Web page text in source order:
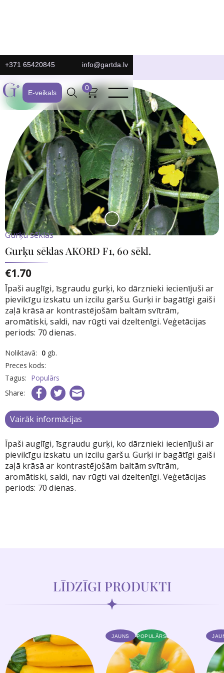
+371 65420845 info@gartda.lv
E-veikals
0
E-Veikals
POPULĀRS
Gurķu sēklas
Gurķu sēklas AKORD F1, 60 sēkl.
€1.70
Īpaši auglīgi, īsgraudu gurķi, ko dārznieki iecienījuši ar
pievilcīgu izskatu un izcilu garšu. Gurķi ir bagātīgi gaiši
zaļā krāsā ar kontrastējošām baltām svītrām,
aromātiski, saldi, nav rūgti vai dzeltenīgi. Veģetācijas
periods: 70 dienas.
Noliktavā: 0 gb.
Preces kods:
Tagus: Populārs
Share:
Vairāk informācijas
Īpaši auglīgi, īsgraudu gurķi, ko dārznieki iecienījuši ar
pievilcīgu izskatu un izcilu garšu. Gurķi ir bagātīgi gaiši
zaļā krāsā ar kontrastējošām baltām svītrām,
aromātiski, saldi, nav rūgti vai dzeltenīgi. Veģetācijas
periods: 70 dienas.
LĪDZĪGI PRODUKTI
JAUNS POPULĀRS